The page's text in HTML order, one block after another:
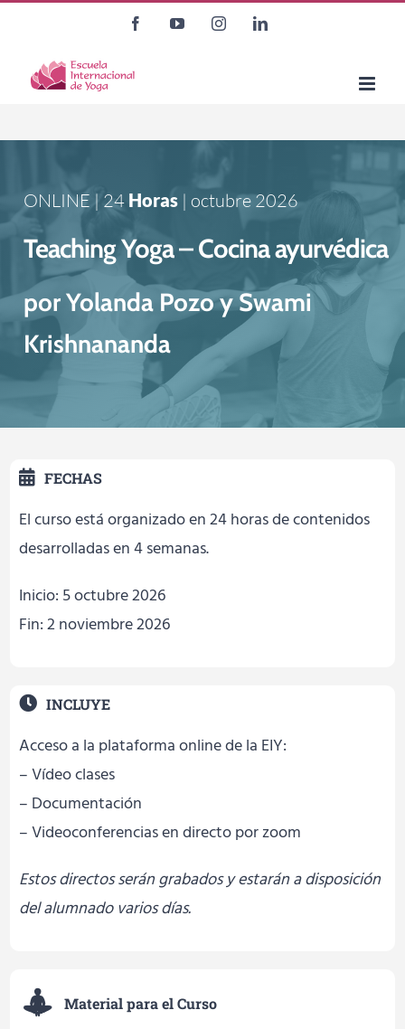
contenido
FacebookYouTubeInstagramLinkedIn
ONLINE | 24 Horas | octubre 2026
Teaching Yoga – Cocina ayurvédica
por Yolanda Pozo y Swami
Krishnananda
FECHAS
El curso está organizado en 24 horas de contenidos
desarrolladas en 4 semanas.
Inicio: 5 octubre 2026
Fin: 2 noviembre 2026
INCLUYE
Acceso a la plataforma online de la EIY:
– Vídeo clases
– Documentación
– Videoconferencias en directo por zoom
Estos directos serán grabados y estarán a disposición
del alumnado varios días.
Material para el Curso